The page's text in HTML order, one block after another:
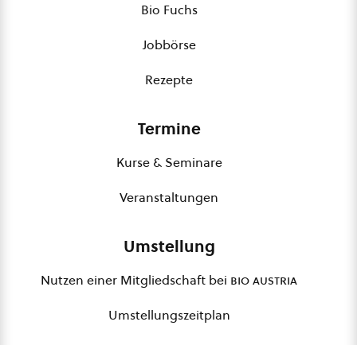
Bio Fuchs
Jobbörse
Rezepte
Termine
Kurse & Seminare
Veranstaltungen
Umstellung
Nutzen einer Mitgliedschaft bei bio austria
Umstellungszeitplan